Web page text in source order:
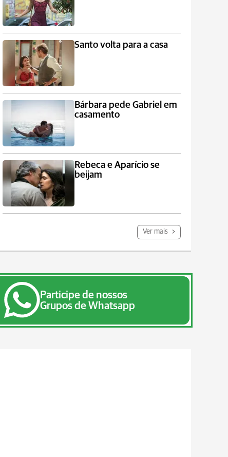
Santo volta para a casa
Bárbara pede Gabriel em
casamento
Rebeca e Aparício se
beijam
Ver mais
Participe de nossos
Grupos de Whatsapp